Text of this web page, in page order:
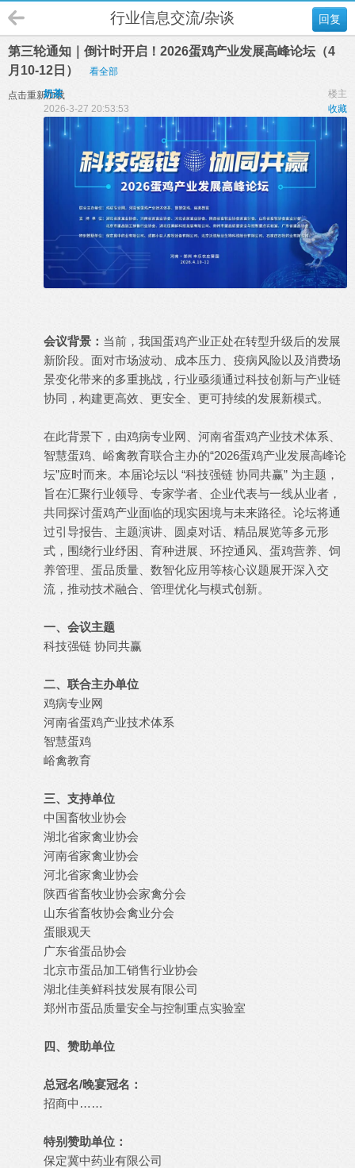
回复
行业信息交流/杂谈
第三轮通知｜倒计时开启！2026蛋鸡产业发展高峰论坛（4
月10-12日）
看全部
点击重新加载 楼主
奶茶
收藏
2026-3-27 20:53:53
会议背景： 当前，我国蛋鸡产业正处在转型升级后的发展
新阶段。面对市场波动、成本压力、疫病风险以及消费场
景变化带来的多重挑战，行业亟须通过科技创新与产业链
协同，构建更高效、更安全、更可持续的发展新模式。
在此背景下，由鸡病专业网、河南省蛋鸡产业技术体系、
智慧蛋鸡、峪禽教育联合主办的“2026蛋鸡产业发展高峰论
坛”应时而来。本届论坛以 “科技强链 协同共赢” 为主题，
旨在汇聚行业领导、专家学者、企业代表与一线从业者，
共同探讨蛋鸡产业面临的现实困境与未来路径。论坛将通
过引导报告、主题演讲、圆桌对话、精品展览等多元形
式，围绕行业纾困、育种进展、环控通风、蛋鸡营养、饲
养管理、蛋品质量、数智化应用等核心议题展开深入交
流，推动技术融合、管理优化与模式创新。
一、会议主题
科技强链 协同共赢
二、联合主办单位
鸡病专业网
河南省蛋鸡产业技术体系
智慧蛋鸡
峪禽教育
三、支持单位
中国畜牧业协会
湖北省家禽业协会
河南省家禽业协会
河北省家禽业协会
陕西省畜牧业协会家禽分会
山东省畜牧协会禽业分会
蛋眼观天
广东省蛋品协会
北京市蛋品加工销售行业协会
湖北佳美鲜科技发展有限公司
郑州市蛋品质量安全与控制重点实验室
四、赞助单位
总冠名/晚宴冠名：
招商中……
特别赞助单位：
保定冀中药业有限公司